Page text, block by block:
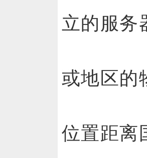
立的服务
或地区的
位置距离